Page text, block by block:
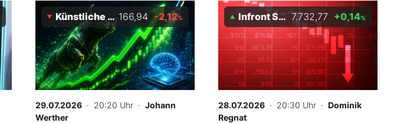
Künstliche Intelligenz Index 166,94 -2,12%
29.07.2026 · 20:20 Uhr · Johann
Werther
Infront S&P 500 7.732,77 +0,14%
28.07.2026 · 20:30 Uhr · Dominik
Regnat